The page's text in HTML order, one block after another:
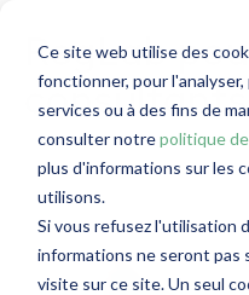
Ce site web utilise des
fonctionner, pour
services ou à des fins de
consulter notrepolitique
plus d'informations sur les
utilisons.
Si vous refusez l'utilisation
informations ne seront pas
visite sur ce site. Un seul
RegLab